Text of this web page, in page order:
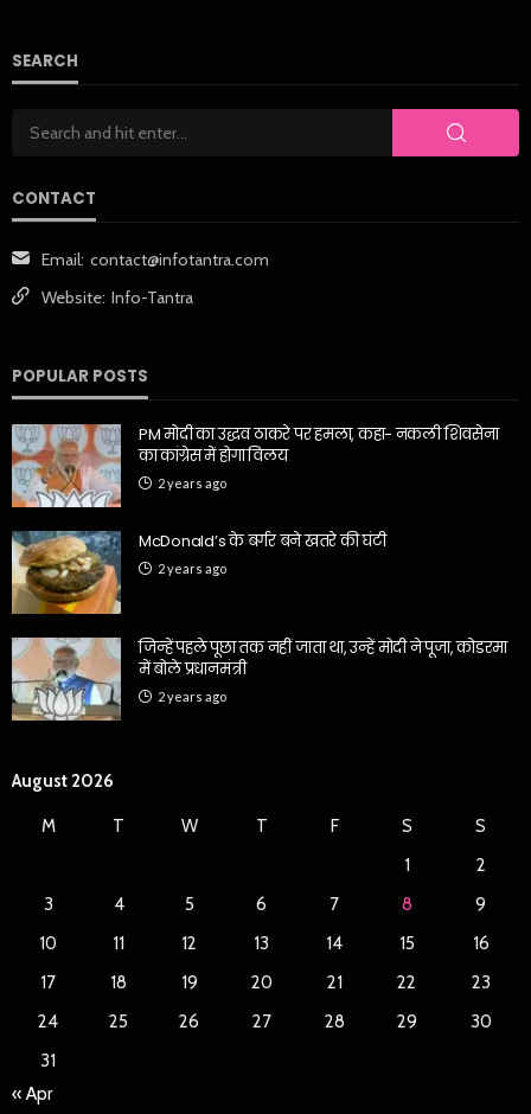
SEARCH
CONTACT
Email: contact@infotantra.com
Website: Info-Tantra
POPULAR POSTS
PM मोदी का उद्धव ठाकरे पर हमला, कहा- नकली शिवसेना
का कांग्रेस में होगा विलय
2 years ago
McDonald’s के बर्गर बने खतरे की घंटी
2 years ago
जिन्हें पहले पूछा तक नहीं जाता था, उन्हें मोदी ने पूजा, कोडरमा
में बोले प्रधानमंत्री
2 years ago
August 2026
M T W T F S
S
1
2
3
4 5 6 7 8
9
10
11 12 13 14 15
16
17
18 19 20 21 22
23
24
25 26 27 28 29
30
31
« Apr